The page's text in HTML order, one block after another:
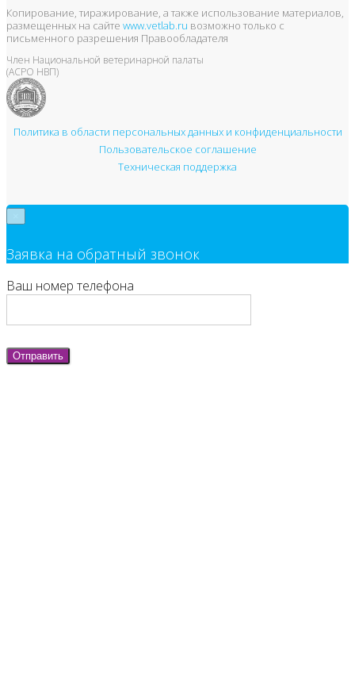
Копирование, тиражирование, а также использование материалов,
размещенных на сайте www.vetlab.ru возможно только с
письменного разрешения Правообладателя
Член Национальной ветеринарной палаты
(АСРО НВП)
Политика в области персональных данных и конфиденциальности
Пользовательское соглашение
Техническая поддержка
Заявка на обратный звонок
Ваш номер телефона
Отправить